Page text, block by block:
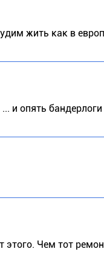
жить как в
и опять бандерлоги
этого. Чем тот